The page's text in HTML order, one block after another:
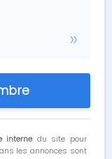
internedu site pour
les annonces sont